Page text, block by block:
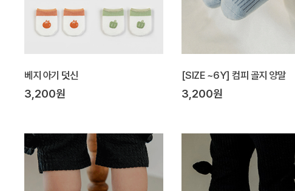
베지 아기 덧신
3,200원
[SIZE ~6Y] 컴피 골지 양말
3,200원